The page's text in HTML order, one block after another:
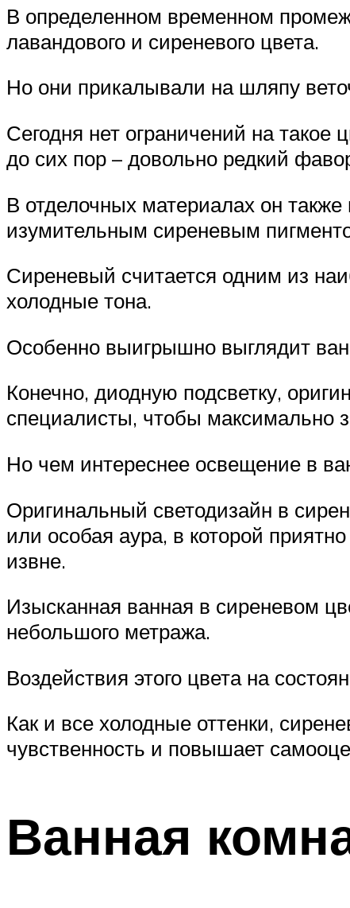
В определенном временном
лавандового и сиреневого цвета.
Но они прикалывали на шляпу
Сегодня нет ограничений на
до сих пор – довольно редкий
В отделочных материалах он
изумительным сиреневым
Сиреневый считается одним из
холодные тона.
Особенно выигрышно выглядит
Конечно, диодную подсветку,
специалисты, чтобы максимально
Но чем интереснее освещение в
Оригинальный светодизайн в
или особая аура, в которой
извне.
Изысканная ванная в сиреневом
небольшого метража.
Воздействия этого цвета на
Как и все холодные оттенки,
чувственность и повышает
Ванная